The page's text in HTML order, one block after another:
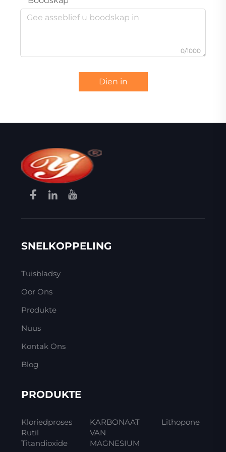
0/1000
Dien in
SNELKOPPELING
Tuisbladsy
Oor Ons
Produkte
Nuus
Kontak Ons
Blog
PRODUKTE
Kloriedproses
Rutil
Titandioxide
KARBONAAT
VAN
MAGNESIUM
Lithopone